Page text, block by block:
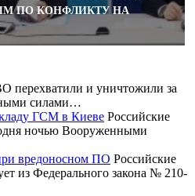
ПО КОНФЛИКТУ НА
перехватили и уничтожили за
силами…
ГСМ в Киеве Российские
ночью Вооруженными
вредоносном ПО Российские
из Федерального закона № 210-